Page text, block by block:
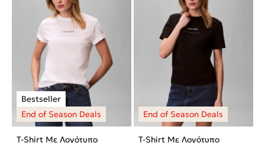
T-Shirt Με Λογότυπο
T-Shirt Με Λογότυπο